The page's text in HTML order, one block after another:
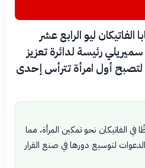
عين بابا الفاتيكان ليو الرابع عشر
سميريلي رئيسة لدائرة تعزيز
لتصبح أول امرأة تترأس إحدى
الفاتيكان نحو تمكين المرأة، مما
لتوسيع دورها في صنع القرار